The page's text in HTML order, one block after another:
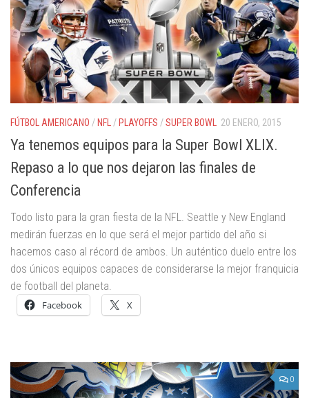
FÚTBOL AMERICANO / NFL / PLAYOFFS /SUPER BOWL 20 ENERO, 2015
Ya tenemos equipos para la Super Bowl XLIX.
Repaso a lo que nos dejaron las finales de
Conferencia
Todo listo para la gran fiesta de la NFL. Seattle y New England
medirán fuerzas en lo que será el mejor partido del año si
hacemos caso al récord de ambos. Un auténtico duelo entre los
dos únicos equipos capaces de considerarse la mejor franquicia
de football del planeta.
Facebook X
0